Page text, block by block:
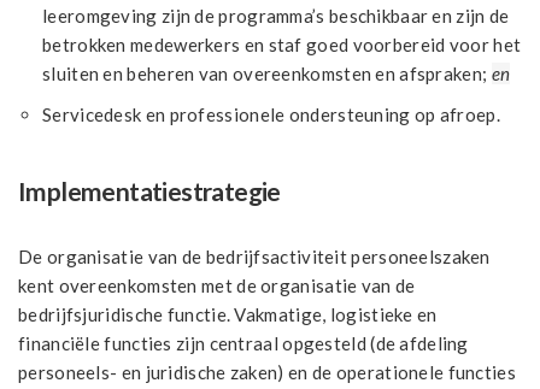
leeromgeving zijn de programma’s beschikbaar en zijn de
betrokken medewerkers en staf goed voorbereid voor het
sluiten en beheren van overeenkomsten en afspraken; en
Servicedesk en professionele ondersteuning op afroep.
Implementatiestrategie
De organisatie van de bedrijfsactiviteit personeelszaken
kent overeenkomsten met de organisatie van de
bedrijfsjuridische functie. Vakmatige, logistieke en
financiële functies zijn centraal opgesteld (de afdeling
personeels- en juridische zaken) en de operationele functies